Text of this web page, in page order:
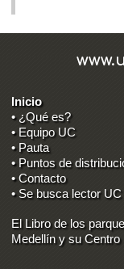
Inicio
• ¿Qué es?
• Equipo UC
• Pauta
• Puntos de
• Contacto
• Se busca lector UC
El Libro de los
Medellín y su Centro